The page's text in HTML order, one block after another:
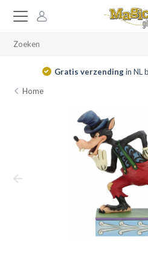
Gratis verzendingin NL
Home